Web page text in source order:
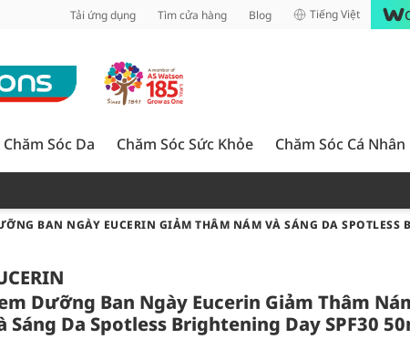
Tải ứng dụng Tìm cửa hàng Blog Tiếng Việt
Chăm Sóc Da Chăm Sóc Sức Khỏe Chăm Sóc Cá Nhân
BAN NGÀY EUCERIN GIẢM THÂM NÁM VÀ SÁNG DA SPOTLESS
Dưỡng Ban Ngày Eucerin Giảm Thâm
Sáng Da Spotless Brightening Day SPF30